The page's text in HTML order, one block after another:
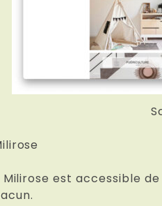
Milirose est accessible